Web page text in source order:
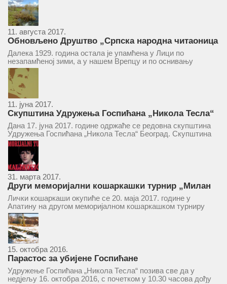
11. августа 2017.
Обновљено Друштво „Српска народна читаоница
и књижница“ у Врепцу
Далека 1929. година остала је упамћена у Лици по
незапамћеној зими, а у нашем Врепцу и по оснивању
Друштва „Српска народна читаоница и књижница у
Врепцу“. Потакнути потребом за културним и духовним
уздизањем група...
11. јуна 2017.
Скупштина Удружења Госпићана „Никола Тесла“
у суботу 17. јуна 2017.
Дана 17. јуна 2017. године одржаће се редовна скупштина
Удружења Госпићана „Никола Тесла“ Београд. Скупштина
ће се одржати у простору ресторана „Тесла“, Савски трг бр.
9 Београд, у 11 часова. За Скупштину је предложен...
31. марта 2017.
Други меморијални кошаркашки турнир „Милан
Маљковић Маљак“ у Апатину 20. маја 2017.
Лички кошаркаши окупиће се 20. маја 2017. године у
Апатину на другом меморијалном кошаркашком турниру
„Милан Маљковић Маљак“. Као и прошле године,
учествоваће екипе Госпића, Личког Осика, Плашког, као и
комбинована екипа кошаркаша из...
15. октобра 2016.
Парастос за убијене Госпићане
Удружење Госпићана „Никола Тесла“ позива све да у
недјељу 16. октобра 2016, с почетком у 10.30 часова дођу